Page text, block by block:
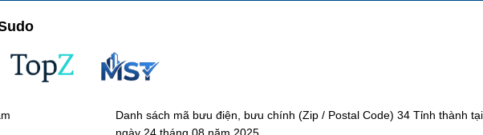
Danh sách mã bưu điện, bưu chính (Zip / Postal Code) 34 Tỉnh thành